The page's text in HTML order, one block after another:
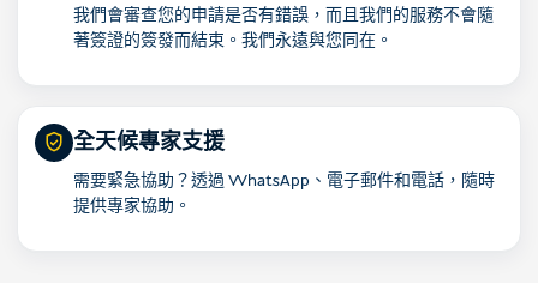
我們會審查您的申請是否有錯誤，而且我們的服務不會隨
著簽證的簽發而結束。我們永遠與您同在。
全天候專家支援
需要緊急協助？透過 WhatsApp、電子郵件和電話，隨時
提供專家協助。